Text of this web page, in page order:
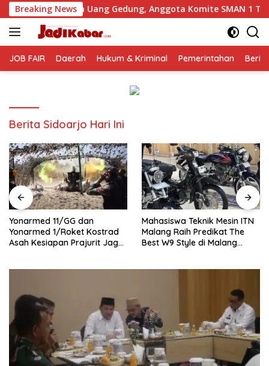
Langsung
ke
konten
Breaking News
Gedung, Anggota Komite SMAN 1 Tumpang ,Ketua
JOB FAIR Daerah Hukum & Kriminal Pemerintahan
Berita Sidoarjo Hari Ini
Yonarmed 11/GG dan
Yonarmed 1/Roket Kostrad
Asah Kesiapan Prajurit Jaga
Mahasiswa Teknik Mesin ITN
Malang Raih Predikat The
Best W9 Style di Malang